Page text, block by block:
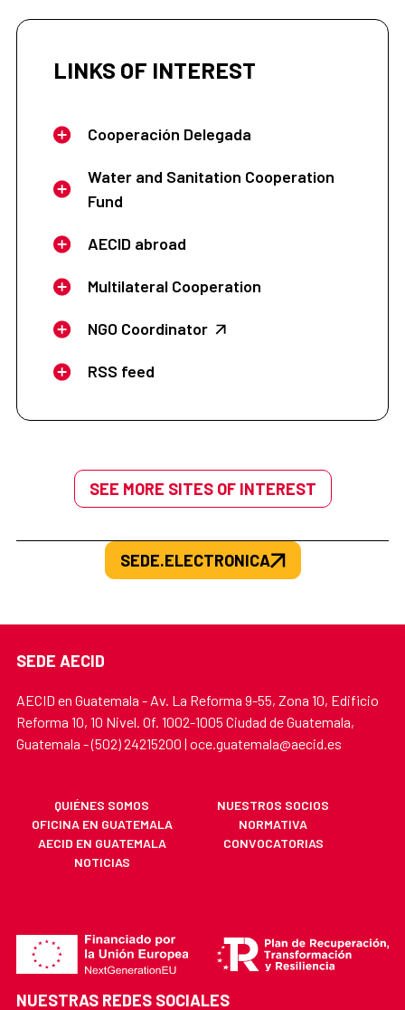
LINKS OF INTEREST
Cooperación Delegada
Water and Sanitation Cooperation
Fund
AECID abroad
Multilateral Cooperation
NGO Coordinator
RSS feed
SEE MORE SITES OF INTEREST
SEDE.ELECTRONICA
SEDE AECID
AECID en Guatemala - Av. La Reforma 9-55, Zona 10, Edificio
Reforma 10, 10 Nivel. Of. 1002-1005 Ciudad de Guatemala,
Guatemala - (502) 24215200 | oce.guatemala@aecid.es
QUIÉNES SOMOS
NUESTROS SOCIOS
OFICINA EN GUATEMALA
NORMATIVA
AECID EN GUATEMALA
CONVOCATORIAS
NOTICIAS
NUESTRAS REDES SOCIALES